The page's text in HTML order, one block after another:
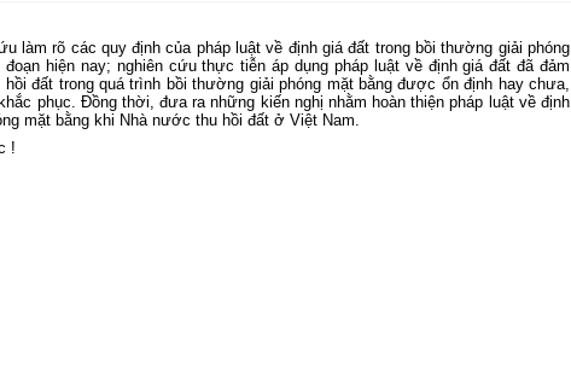
làm rõ các quy định của pháp luật về định giá đất trong bồi thường giải phóng
hiện nay; nghiên cứu thực tiễn áp dụng pháp luật về định giá đất đã đảm
đất trong quá trình bồi thường giải phóng mặt bằng được ổn định hay chưa,
phục. Đồng thời, đưa ra những kiến nghị nhằm hoàn thiện pháp luật về định
mặt bằng khi Nhà nước thu hồi đất ở Việt Nam.
!